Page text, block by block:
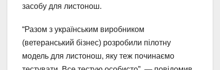
засобу для листонош.
“Разом з українським виробником
(ветеранський бізнес) розробили пілотну
модель для листонош, яку теж починаємо